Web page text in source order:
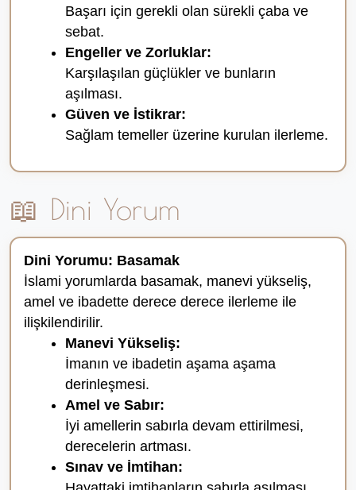
Başarı için gerekli olan sürekli çaba ve
sebat.
Engeller ve Zorluklar:
Karşılaşılan güçlükler ve bunların
aşılması.
Güven ve İstikrar:
Sağlam temeller üzerine kurulan ilerleme.
📖 Dini Yorum
Dini Yorumu: Basamak
İslami yorumlarda basamak, manevi yükseliş,
amel ve ibadette derece derece ilerleme ile
ilişkilendirilir.
Manevi Yükseliş:
İmanın ve ibadetin aşama aşama
derinleşmesi.
Amel ve Sabır:
İyi amellerin sabırla devam ettirilmesi,
derecelerin artması.
Sınav ve İmtihan: